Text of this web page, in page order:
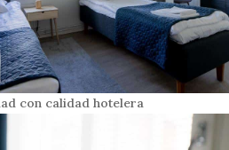
con calidad hotelera